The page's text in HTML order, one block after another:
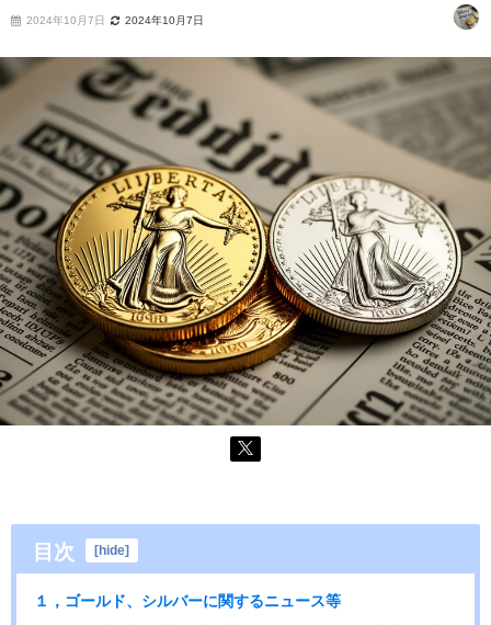
2024年10月7日 2024年10月7日
目次 [hide]
１，ゴールド、シルバーに関するニュース等